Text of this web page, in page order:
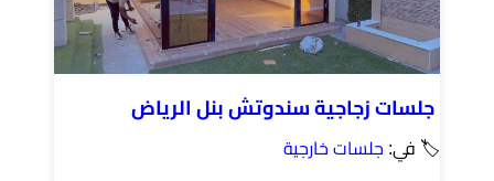
جلسات زجاجية سندوتش بنل الرياض
🏷 في: جلسات خارجية